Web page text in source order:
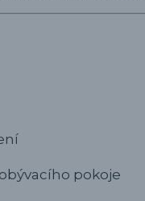
pokoje